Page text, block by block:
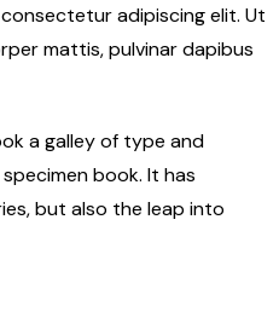
adipiscing elit. Ut
mattis, pulvinar dapibus
a galley of type and
book. It has
but also the leap into